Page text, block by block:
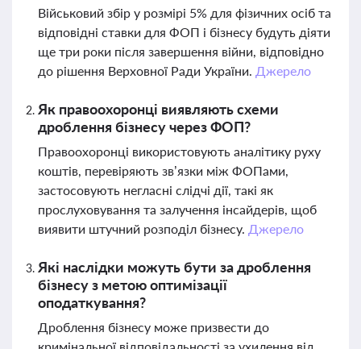
Військовий збір у розмірі 5% для фізичних осіб та
відповідні ставки для ФОП і бізнесу будуть діяти
ще три роки після завершення війни, відповідно
до рішення Верховної Ради України. Джерело
Як правоохоронці виявляють схеми
дроблення бізнесу через ФОП?
Правоохоронці використовують аналітику руху
коштів, перевіряють зв’язки між ФОПами,
застосовують негласні слідчі дії, такі як
прослуховування та залучення інсайдерів, щоб
виявити штучний розподіл бізнесу. Джерело
Які наслідки можуть бути за дроблення
бізнесу з метою оптимізації
оподаткування?
Дроблення бізнесу може призвести до